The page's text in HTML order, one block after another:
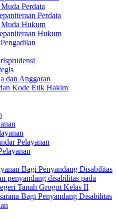
Perdata
Perdata
Hukum
Hukum
dan Anggaran
Kode Etik Hakim
Pelayanan
Bagi Penyandang Disabilitas
penyandang disabilitas pada
Tanah Grogot Kelas II
Bagi Penyandang Disabilitas